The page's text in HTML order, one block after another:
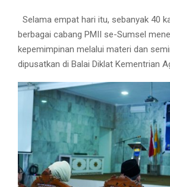
Selama empat hari itu, sebanyak 40
berbagai cabang PMII se-Sumsel
kepemimpinan melalui materi dan
dipusatkan di Balai Diklat Kementrian